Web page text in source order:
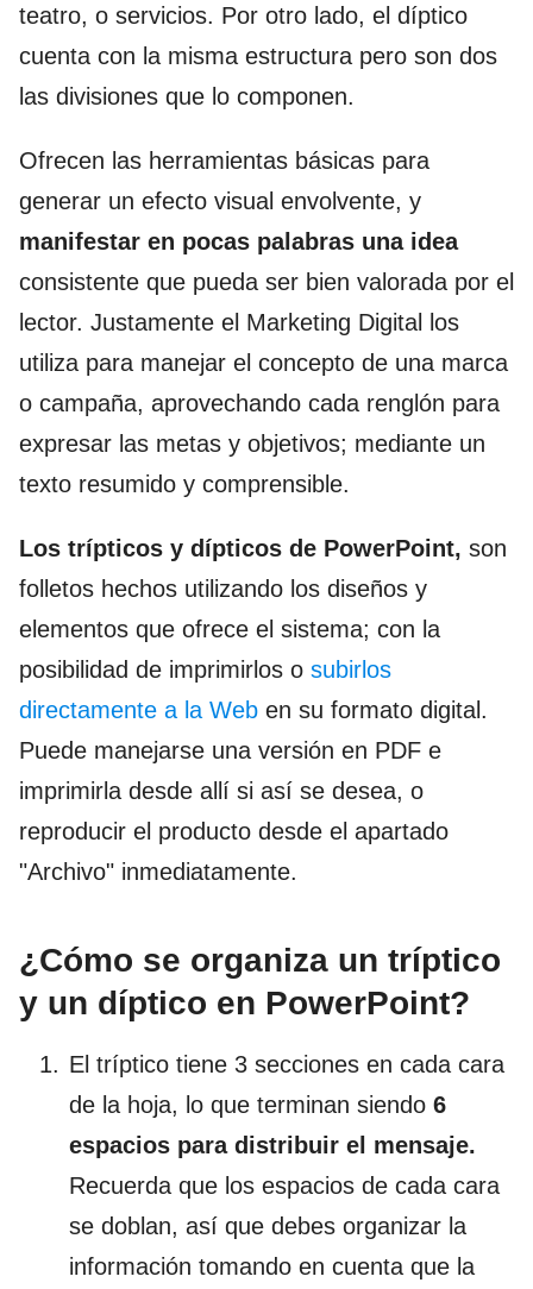
teatro, o servicios. Por otro lado, el díptico
cuenta con la misma estructura pero son dos
las divisiones que lo componen.
Ofrecen las herramientas básicas para
generar un efecto visual envolvente, y
manifestar en pocas palabras una idea
consistente que pueda ser bien valorada por el
lector. Justamente el Marketing Digital los
utiliza para manejar el concepto de una marca
o campaña, aprovechando cada renglón para
expresar las metas y objetivos; mediante un
texto resumido y comprensible.
Los trípticos y dípticos de PowerPoint, son
folletos hechos utilizando los diseños y
elementos que ofrece el sistema; con la
posibilidad de imprimirlos o subirlos
directamente a la Web en su formato digital.
Puede manejarse una versión en PDF e
imprimirla desde allí si así se desea, o
reproducir el producto desde el apartado
"Archivo" inmediatamente.
¿Cómo se organiza un tríptico
y un díptico en PowerPoint?
El tríptico tiene 3 secciones en cada cara
de la hoja, lo que terminan siendo 6
espacios para distribuir el mensaje.
Recuerda que los espacios de cada cara
se doblan, así que debes organizar la
información tomando en cuenta que la